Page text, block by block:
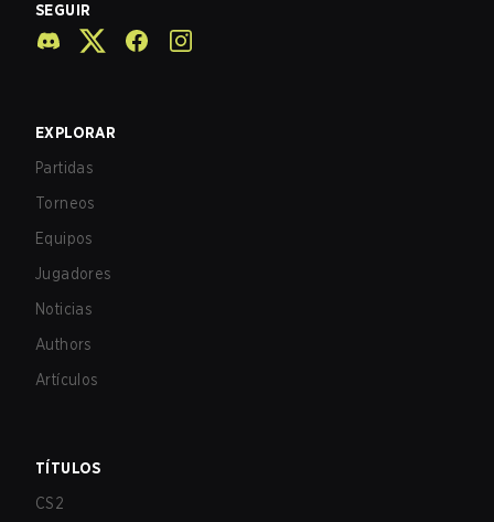
SEGUIR
EXPLORAR
Partidas
Torneos
Equipos
Jugadores
Noticias
Authors
Artículos
TÍTULOS
CS2